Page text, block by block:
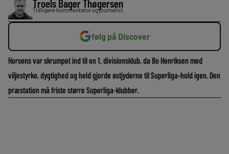
Troels Bager Thøgersen
Tidligere kommentator og journalist
følg på Discover
Horsens var skrumpet ind til en 1. divisionsklub, da Bo Henriksen med
viljestyrke, dygtighed og held gjorde østjyderne til Superliga-hold igen. Den
præstation må friste større Superliga-klubber.